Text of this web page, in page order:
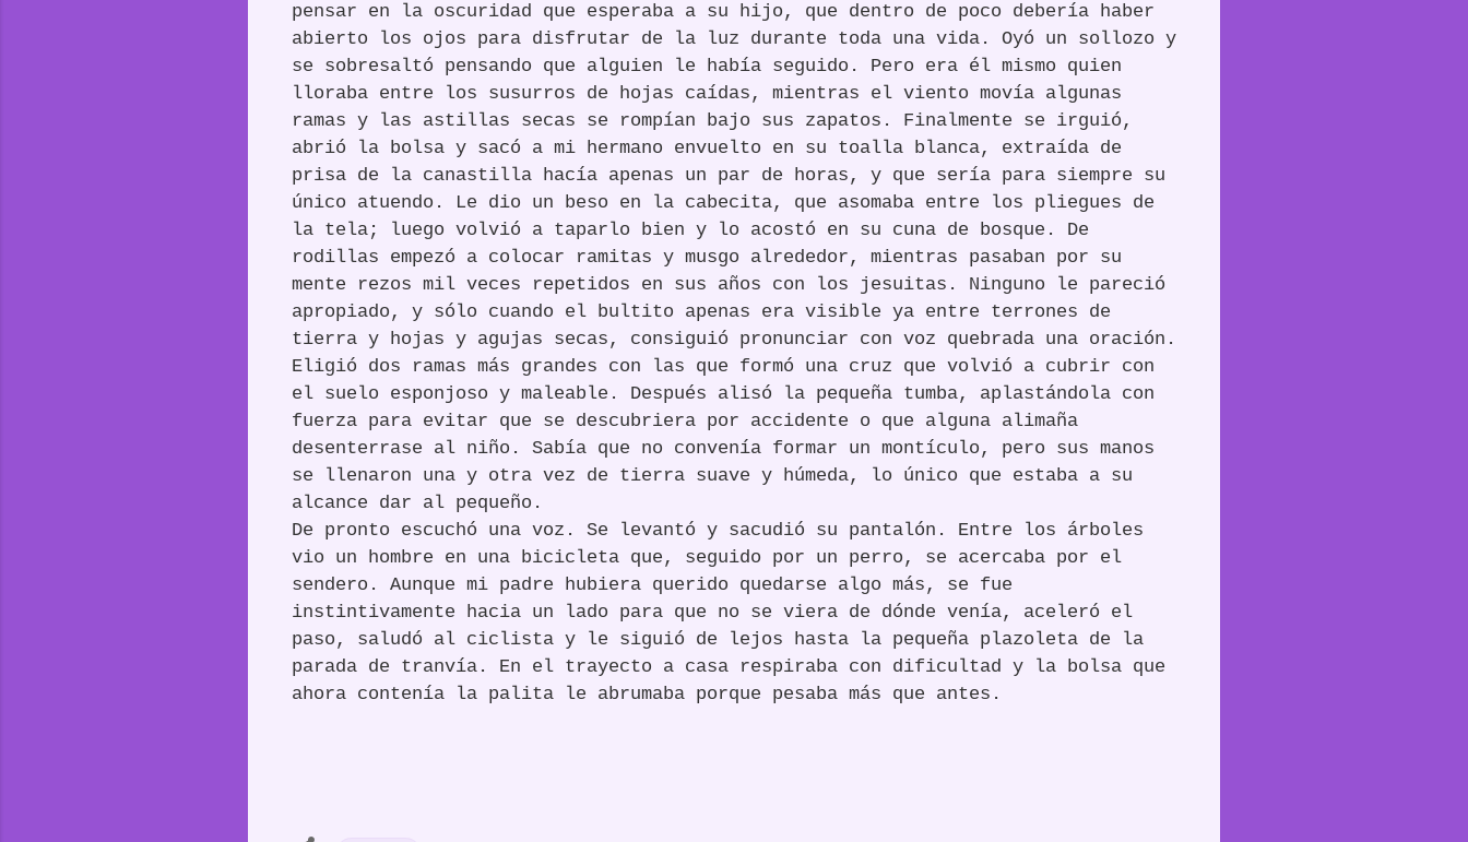
pensar en la oscuridad que esperaba a su hijo, que dentro de poco debería haber
abierto los ojos para disfrutar de la luz durante toda una vida. Oyó un sollozo y
se sobresaltó pensando que alguien le había seguido. Pero era él mismo quien
lloraba entre los susurros de hojas caídas, mientras el viento movía algunas
ramas y las astillas secas se rompían bajo sus zapatos. Finalmente se irguió,
abrió la bolsa y sacó a mi hermano envuelto en su toalla blanca, extraída de
prisa de la canastilla hacía apenas un par de horas, y que sería para siempre su
único atuendo. Le dio un beso en la cabecita, que asomaba entre los pliegues de
la tela; luego volvió a taparlo bien y lo acostó en su cuna de bosque. De
rodillas empezó a colocar ramitas y musgo alrededor, mientras pasaban por su
mente rezos mil veces repetidos en sus años con los jesuitas. Ninguno le pareció
apropiado, y sólo cuando el bultito apenas era visible ya entre terrones de
tierra y hojas y agujas secas, consiguió pronunciar con voz quebrada una oración.
Eligió dos ramas más grandes con las que formó una cruz que volvió a cubrir con
el suelo esponjoso y maleable. Después alisó la pequeña tumba, aplastándola con
fuerza para evitar que se descubriera por accidente o que alguna alimaña
desenterrase al niño. Sabía que no convenía formar un montículo, pero sus manos
se llenaron una y otra vez de tierra suave y húmeda, lo único que estaba a su
alcance dar al pequeño.
De pronto escuchó una voz. Se levantó y sacudió su pantalón. Entre los árboles
vio un hombre en una bicicleta que, seguido por un perro, se acercaba por el
sendero. Aunque mi padre hubiera querido quedarse algo más, se fue
instintivamente hacia un lado para que no se viera de dónde venía, aceleró el
paso, saludó al ciclista y le siguió de lejos hasta la pequeña plazoleta de la
parada de tranvía. En el trayecto a casa respiraba con dificultad y la bolsa que
ahora contenía la palita le abrumaba porque pesaba más que antes.